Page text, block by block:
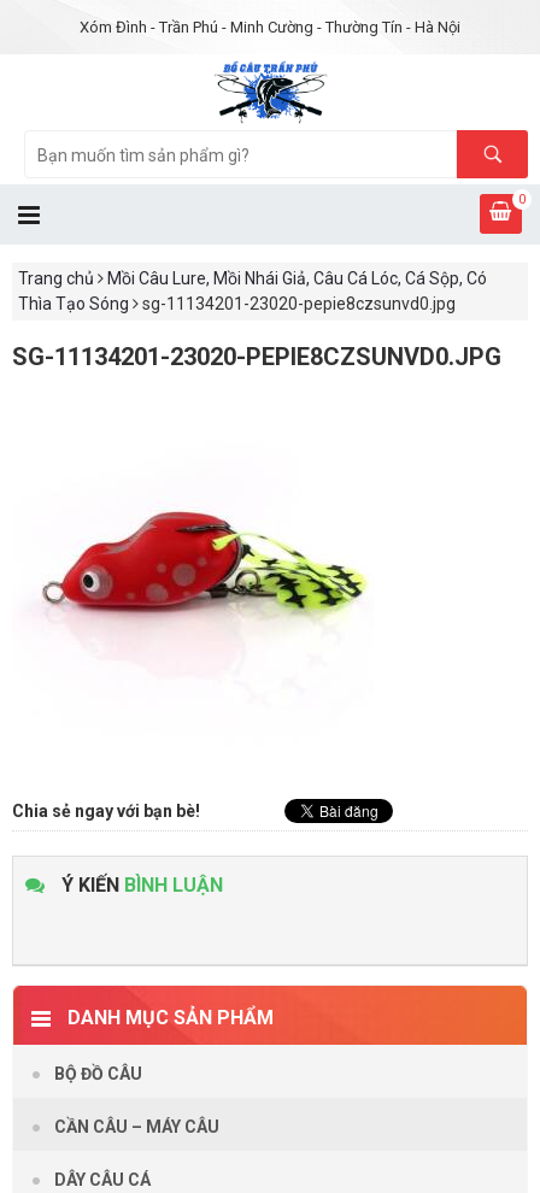
Xóm Đình - Trần Phú - Minh Cường - Thường Tín - Hà Nội
0
Trang chủ
Mồi Câu Lure, Mồi Nhái Giả, Câu Cá Lóc, Cá Sộp, Có
Thìa Tạo Sóng
sg-11134201-23020-pepie8czsunvd0.jpg
SG-11134201-23020-PEPIE8CZSUNVD0.JPG
Chia sẻ ngay với bạn bè!
Ý KIẾN BÌNH LUẬN
DANH MỤC SẢN PHẨM
BỘ ĐỒ CÂU
CẦN CÂU – MÁY CÂU
DÂY CÂU CÁ